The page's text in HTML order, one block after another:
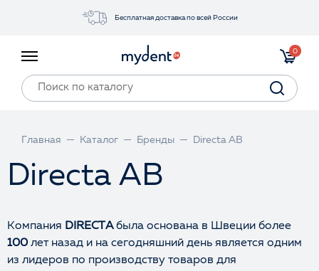
Бесплатная доставка по всей России
Обучение
Прайс-лист
0
Главная Каталог Бренды Directa AB
Directa AB
Компания DIRECTAбыла основана в Швеции более
100 лет назад и на сегодняшний день является одним
из лидеров по производству товаров для